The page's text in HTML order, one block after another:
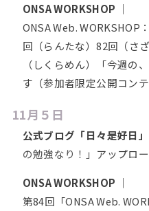
ONSA WORKSHOP ｜
ONSA Web. WORKSHOP
回（らんたな）82回（さ
（しくらめん）「今週の
す（参加者限定公開コンテ
11月５日
公式ブログ「日々是好日」
の勉強なり！」 アップロ
ONSA WORKSHOP ｜
第84回「ONSA Web.